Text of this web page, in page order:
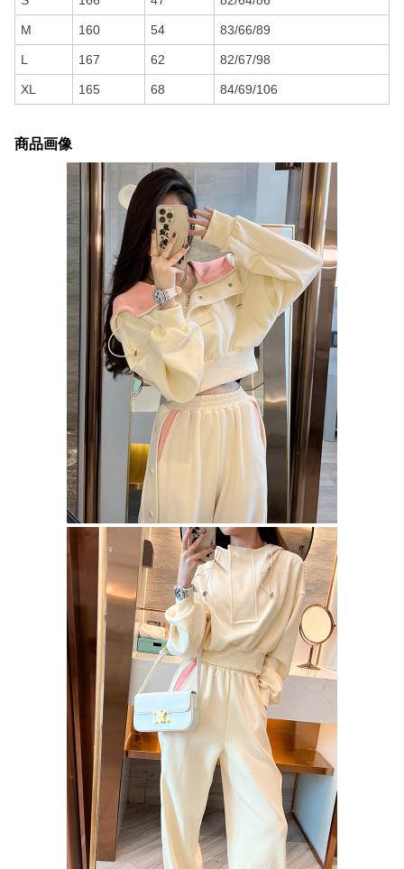
M 160 54 83/66/89
L 167 62 82/67/98
XL 165 68 84/69/106
商品画像